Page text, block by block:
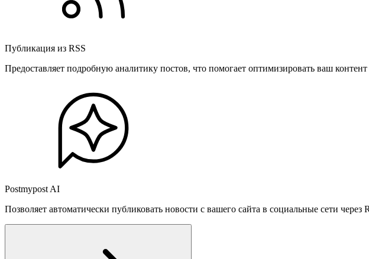
Публикация из RSS
Предоставляет подробную аналитику постов, что помогает оптимизировать ваш
Postmypost AI
Позволяет автоматически публиковать новости с вашего сайта в социальные сети